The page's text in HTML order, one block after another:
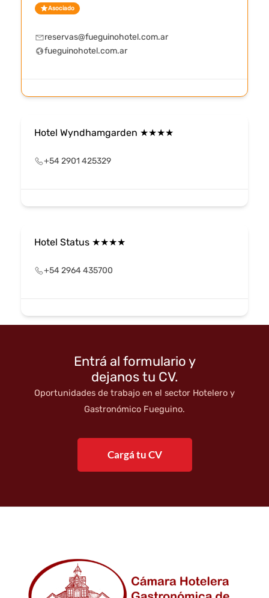
Asociado
reservas@fueguinohotel.com.ar
fueguinohotel.com.ar
Hotel Wyndhamgarden ★★★★
+54 2901 425329
Hotel Status ★★★★
+54 2964 435700
Entrá al formulario y
dejanos tu CV.
Oportunidades de trabajo en el sector Hotelero y
Gastronómico Fueguino.
Cargá tu CV